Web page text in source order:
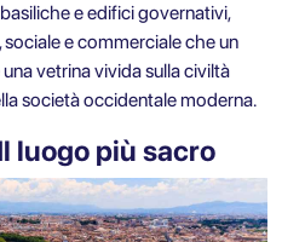
e edifici governativi,
e commerciale che un
vetrina vivida sulla civiltà
società occidentale moderna.
luogo più sacro